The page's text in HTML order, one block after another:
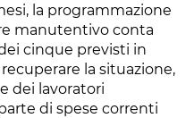
la programmazione
manutentivo conta
cinque previsti in
la situazione,
dei lavoratori
di spese correnti